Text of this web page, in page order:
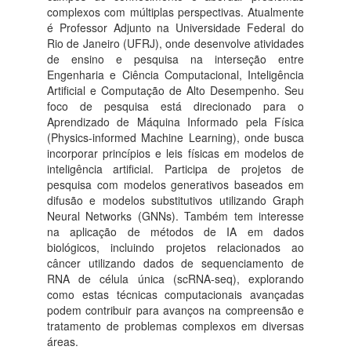
complexos com múltiplas perspectivas. Atualmente
é Professor Adjunto na Universidade Federal do
Rio de Janeiro (UFRJ), onde desenvolve atividades
de ensino e pesquisa na interseção entre
Engenharia e Ciência Computacional, Inteligência
Artificial e Computação de Alto Desempenho. Seu
foco de pesquisa está direcionado para o
Aprendizado de Máquina Informado pela Física
(Physics-informed Machine Learning), onde busca
incorporar princípios e leis físicas em modelos de
inteligência artificial. Participa de projetos de
pesquisa com modelos generativos baseados em
difusão e modelos substitutivos utilizando Graph
Neural Networks (GNNs). Também tem interesse
na aplicação de métodos de IA em dados
biológicos, incluindo projetos relacionados ao
câncer utilizando dados de sequenciamento de
RNA de célula única (scRNA-seq), explorando
como estas técnicas computacionais avançadas
podem contribuir para avanços na compreensão e
tratamento de problemas complexos em diversas
áreas.